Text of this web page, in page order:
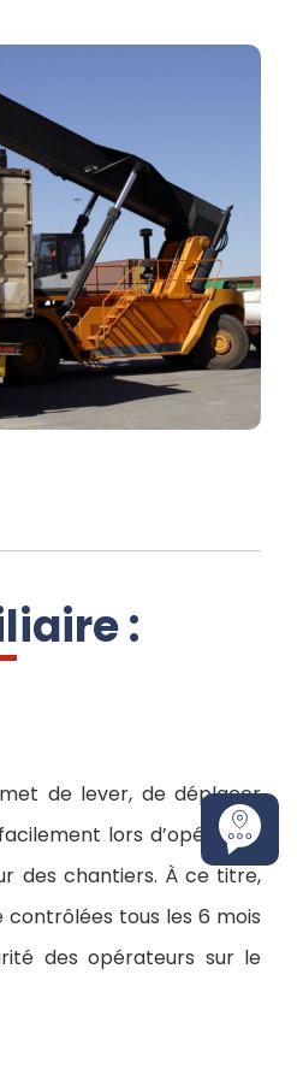
:
de lever, de déplacer
lors d’opération
des chantiers. À ce titre,
tous les 6 mois
des opérateurs sur le